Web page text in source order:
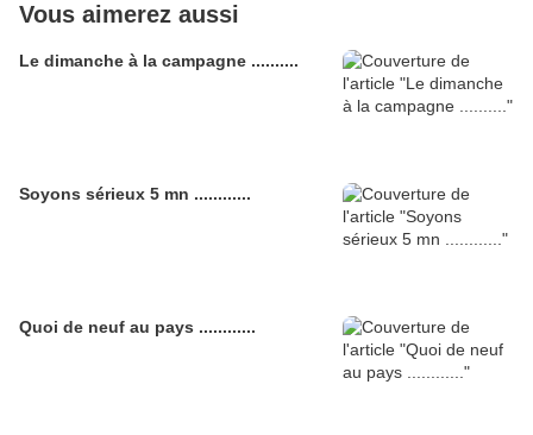
Vous aimerez aussi
Le dimanche à la campagne ..........
Soyons sérieux 5 mn ............
Quoi de neuf au pays ............